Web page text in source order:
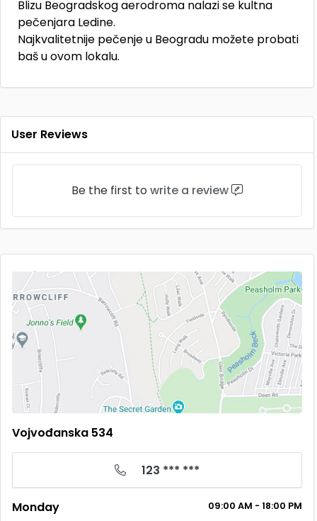
Blizu Beogradskog aerodroma nalazi se kultna
pečenjara Ledine.
Najkvalitetnije pečenje u Beogradu možete probati
baš u ovom lokalu.
User Reviews
Be the first to write a review
Vojvođanska 534
123 *** ***
Monday 09:00 AM - 18:00 PM